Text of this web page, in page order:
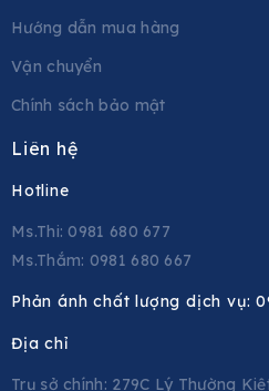
Hướng dẫn mua hàng
Vận chuyển
Chính sách bảo mật
Liên hệ
Hotline
Ms.Thi: 0981 680 677
Ms.Thắm: 0981 680 667
Phản ánh chất lượng dịch vụ:
Địa chỉ
Trụ sở chính: 279C Lý Thường